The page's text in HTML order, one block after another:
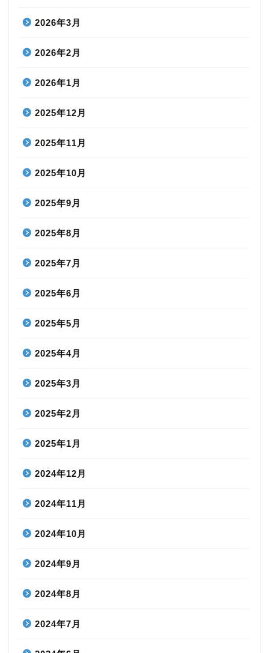
2026年3月
2026年2月
2026年1月
2025年12月
2025年11月
2025年10月
2025年9月
2025年8月
2025年7月
2025年6月
2025年5月
2025年4月
2025年3月
2025年2月
2025年1月
2024年12月
2024年11月
2024年10月
2024年9月
2024年8月
2024年7月